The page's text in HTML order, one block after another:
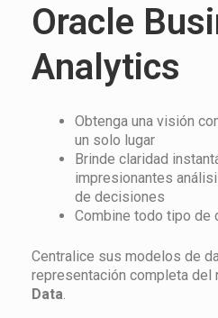
Oracle
Analytics
Obtenga una visión
un solo lugar
Brinde claridad
impresionantes
de decisiones
Combine todo tipo de
Centralice sus modelos de
representación completa del
Data.